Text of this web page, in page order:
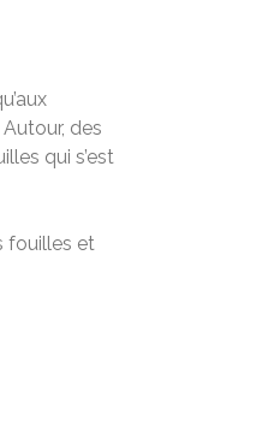
des
qui s’est
fouilles et